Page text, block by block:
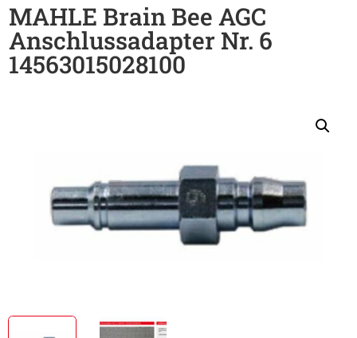
MAHLE Brain Bee AGC
Anschlussadapter Nr. 6
14563015028100